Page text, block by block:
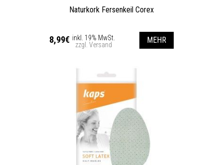
Naturkork Fersenkeil Corex
8,99€ inkl. 19% MwSt.
zzgl. Versand
MEHR